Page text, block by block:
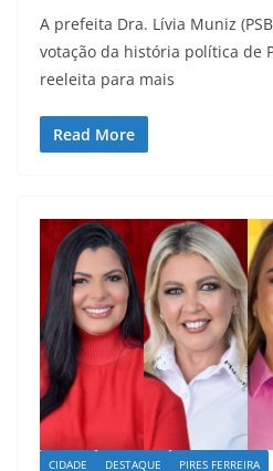
A prefeita Dra. Lívia Muniz
votação da história política de
reeleita para mais
Read More
CIDADE DESTAQUE PIRES FERREIRA